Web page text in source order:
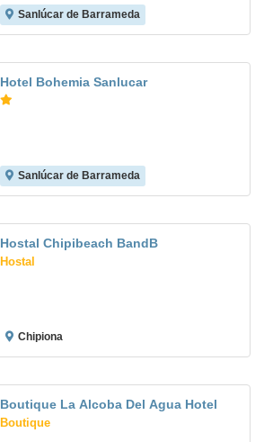
Sanlúcar de Barrameda
Hotel Bohemia Sanlucar
Sanlúcar de Barrameda
Hostal Chipibeach BandB
Hostal
Chipiona
Boutique La Alcoba Del Agua Hotel
Boutique